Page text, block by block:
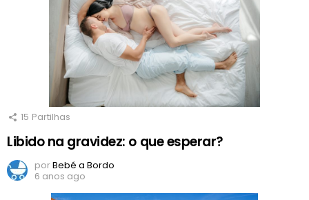
15 Partilhas
Libido na gravidez: o que esperar?
porBebé a Bordo
6 anos ago